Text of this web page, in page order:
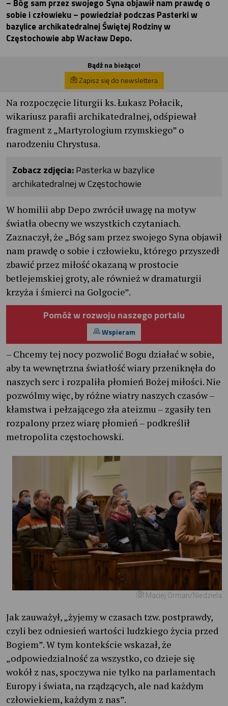
– Bóg sam przez swojego Syna objawił nam prawdę o
sobie i człowieku – powiedział podczas Pasterki w
bazylice archikatedralnej Świętej Rodziny w
Częstochowie abp Wacław Depo.
Bądź na bieżąco!
Zapisz się do newslettera
Na rozpoczęcie liturgii ks. Łukasz Połacik,
wikariusz parafii archikatedralnej, odśpiewał
fragment z „Martyrologium rzymskiego” o
narodzeniu Chrystusa.
Zobacz zdjęcia:Pasterka w bazylice
archikatedralnej w Częstochowie
W homilii abp Depo zwrócił uwagę na motyw
światła obecny we wszystkich czytaniach.
Zaznaczył, że „Bóg sam przez swojego Syna objawił
nam prawdę o sobie i człowieku, którego przyszedł
zbawić przez miłość okazaną w prostocie
betlejemskiej groty, ale również w dramaturgii
krzyża i śmierci na Golgocie”.
Pomóż w rozwoju naszego portalu
Wspieram
– Chcemy tej nocy pozwolić Bogu działać w sobie,
aby ta wewnętrzna światłość wiary przeniknęła do
naszych serc i rozpaliła płomień Bożej miłości. Nie
pozwólmy więc, by różne wiatry naszych czasów –
kłamstwa i pełzającego zła ateizmu – zgasiły ten
rozpalony przez wiarę płomień – podkreślił
metropolita częstochowski.
Maciej Orman/Niedziela
Jak zauważył, „żyjemy w czasach tzw. postprawdy,
czyli bez odniesień wartości ludzkiego życia przed
Bogiem”. W tym kontekście wskazał, że
„odpowiedzialność za wszystko, co dzieje się
wokół z nas, spoczywa nie tylko na parlamentach
Europy i świata, na rządzących, ale nad każdym
człowiekiem, każdym z nas”.